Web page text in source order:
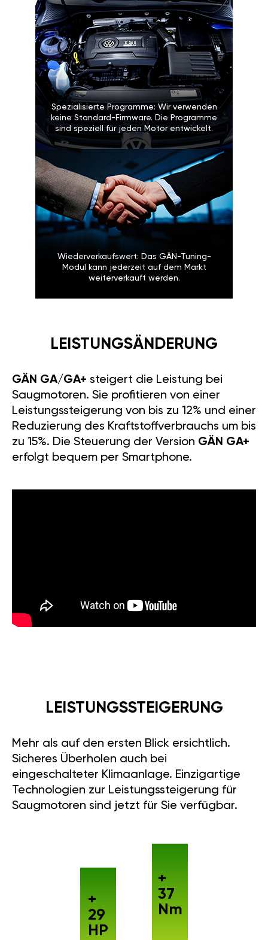
Spezialisierte Programme: Wir verwenden
keine Standard-Firmware. Die Programme
sind speziell für jeden Motor entwickelt.
Wiederverkaufswert: Das GÄN-Tuning-
Modul kann jederzeit auf dem Markt
weiterverkauft werden.
LEISTUNGSÄNDERUNG
GÄN GA/GA+ steigert die Leistung bei
Saugmotoren. Sie profitieren von einer
Leistungssteigerung von bis zu 12% und einer
Reduzierung des Kraftstoffverbrauchs um bis
zu 15%. Die Steuerung der Version GÄN GA+
erfolgt bequem per Smartphone.
LEISTUNGSSTEIGERUNG
Mehr als auf den ersten Blick ersichtlich.
Sicheres Überholen auch bei
eingeschalteter Klimaanlage. Einzigartige
Technologien zur Leistungssteigerung für
Saugmotoren sind jetzt für Sie verfügbar.
+
29
HP
+
37
Nm